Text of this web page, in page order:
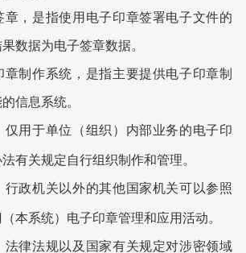
章，是指使用电子印章签署电子文件的
数据为电子签章数据。
章制作系统，是指主要提供电子印章制
信息系统。
用于单位（组织）内部业务的电子印
有关规定自行组织制作和管理。
政机关以外的其他国家机关可以参照
本系统）电子印章管理和应用活动。
律法规以及国家有关规定对涉密领域